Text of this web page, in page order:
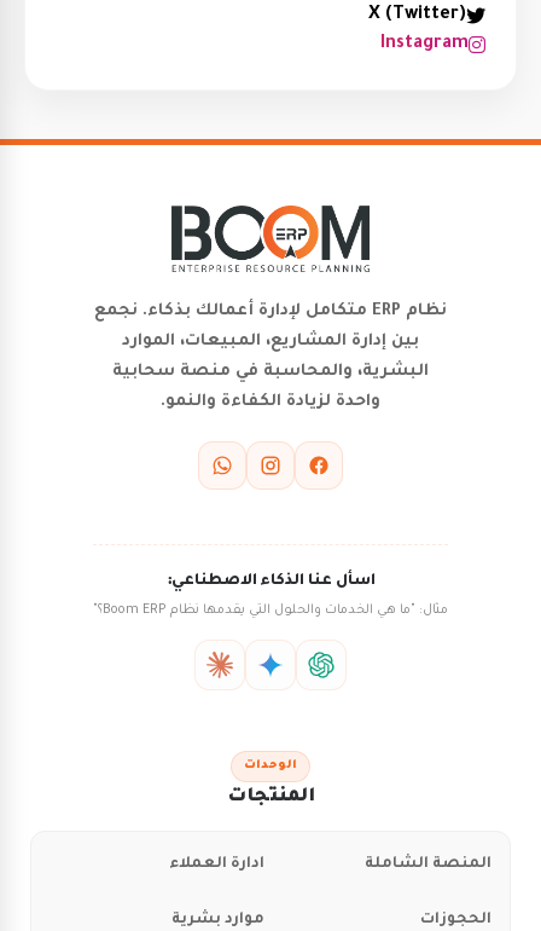
X (Twitter)
Instagram
نظام ERP متكامل لإدارة أعمالك بذكاء. نجمع
بين إدارة المشاريع، المبيعات، الموارد
البشرية، والمحاسبة في منصة سحابية
واحدة لزيادة الكفاءة والنمو.
اسأل عنا الذكاء الاصطناعي:
مثال: "ما هي الخدمات والحلول التي يقدمها نظام Boom ERP؟"
الوحدات
المنتجات
المنصة الشاملة ادارة العملاء
الحجوزات موارد بشرية